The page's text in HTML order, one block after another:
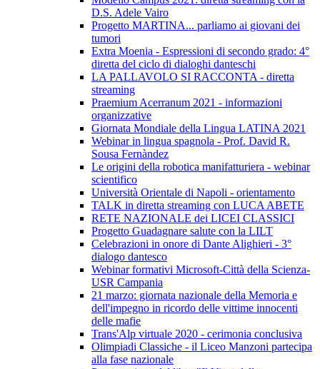
D.S. Adele Vairo
Progetto MARTINA... parliamo ai giovani dei
tumori
Extra Moenia - Espressioni di secondo grado: 4°
diretta del ciclo di dialoghi danteschi
LA PALLAVOLO SI RACCONTA - diretta
streaming
Praemium Acerranum 2021 - informazioni
organizzative
Giornata Mondiale della Lingua LATINA 2021
Webinar in lingua spagnola - Prof. David R.
Sousa Fernàndez
Le origini della robotica manifatturiera - webinar
scientifico
Università Orientale di Napoli - orientamento
TALK in diretta streaming con LUCA ABETE
RETE NAZIONALE dei LICEI CLASSICI
Progetto Guadagnare salute con la LILT
Celebrazioni in onore di Dante Alighieri - 3°
dialogo dantesco
Webinar formativi Microsoft-Città della Scienza-
USR Campania
21 marzo: giornata nazionale della Memoria e
dell'impegno in ricordo delle vittime innocenti
delle mafie
Trans'Alp virtuale 2020 - cerimonia conclusiva
Olimpiadi Classiche - il Liceo Manzoni partecipa
alla fase nazionale